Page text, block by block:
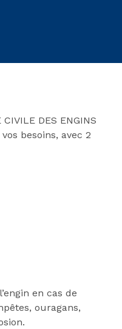
DES ENGINS
vos besoins, avec 2
en cas de
ouragans,